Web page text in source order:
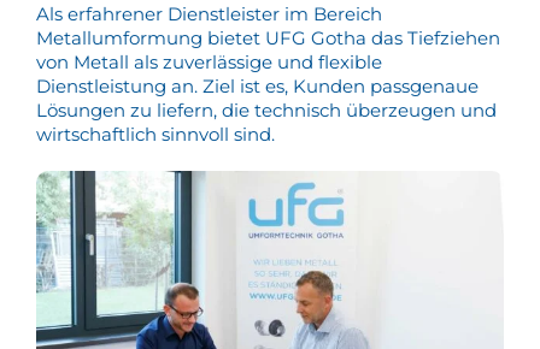
Als erfahrener Dienstleister im Bereich
Metallumformung bietet UFG Gotha das Tiefziehen
von Metall als zuverlässige und flexible
Dienstleistung an. Ziel ist es, Kunden passgenaue
Lösungen zu liefern, die technisch überzeugen und
wirtschaftlich sinnvoll sind.